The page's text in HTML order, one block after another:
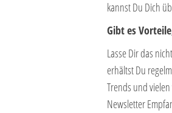
kannst Du Dich
Gibt es
Lasse Dir das
erhältst Du
Trends und
Newsletter